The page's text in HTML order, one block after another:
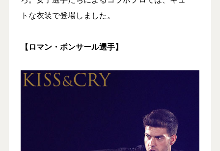
トな衣装で登場しました。
【ロマン・ポンサール選手】